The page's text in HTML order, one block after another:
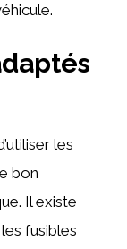
les
bon
Il existe
fusibles